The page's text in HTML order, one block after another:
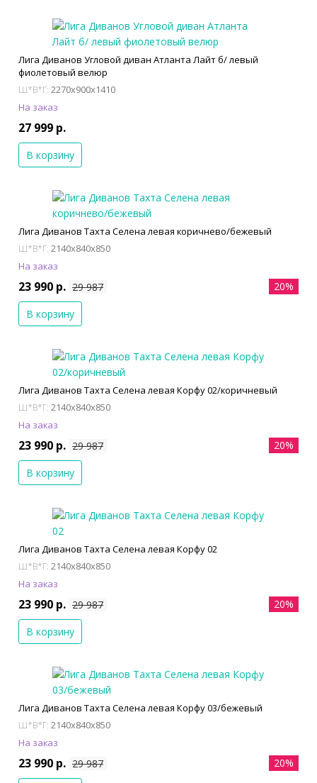
Лига Диванов Угловой диван Атланта Лайт б/ левый
фиолетовый велюр
Ш*В*Г: 2270x900x1410
На заказ
27 999 р.
В корзину
Лига Диванов Тахта Селена левая коричнево/бежевый
Ш*В*Г: 2140x840x850
На заказ
23 990 р. 29 987 20%
В корзину
Лига Диванов Тахта Селена левая Корфу 02/коричневый
Ш*В*Г: 2140x840x850
На заказ
23 990 р. 29 987 20%
В корзину
Лига Диванов Тахта Селена левая Корфу 02
Ш*В*Г: 2140x840x850
На заказ
23 990 р. 29 987 20%
В корзину
Лига Диванов Тахта Селена левая Корфу 03/бежевый
Ш*В*Г: 2140x840x850
На заказ
23 990 р. 29 987 20%